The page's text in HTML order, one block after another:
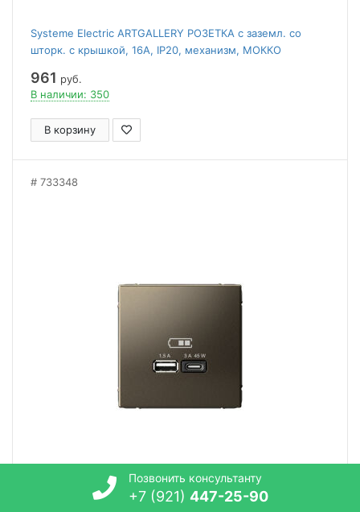
Systeme Electric ARTGALLERY РОЗЕТКА с заземл. со
шторк. с крышкой, 16А, IP20, механизм, МОККО
961 руб.
В наличии: 350
В корзину
733348
Позвонить консультанту
+7 (921) 447-25-90